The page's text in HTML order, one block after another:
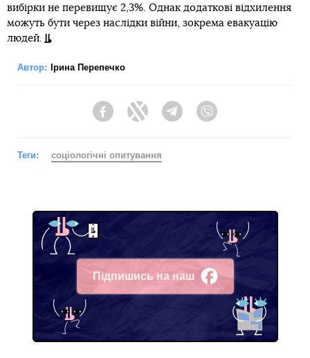
вибірки не перевищує 2,3%. Однак додаткові відхилення
можуть бути через наслідки війни, зокрема евакуацію
людей.
Автор: Ірина Перепечко
FacebookTwitter Telegram
Теги: соціологічні опитування
Підпишись на наш
Facebook